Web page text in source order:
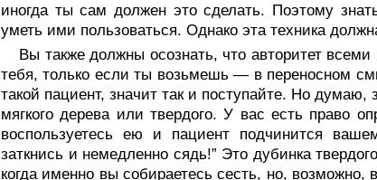
иногда ты сам должен это сделать. Поэтому
уметь ими пользоваться. Однако эта техника
Вы также должны осознать, что авторитет
тебя, только если ты возьмешь — в переносном
такой пациент, значит так и поступайте. Но
мягкого дерева или твердого. У вас есть право
воспользуетесь ею и пациент подчинится
заткнись и немедленно сядь!” Это дубинка
когда именно вы собираетесь сесть, но,